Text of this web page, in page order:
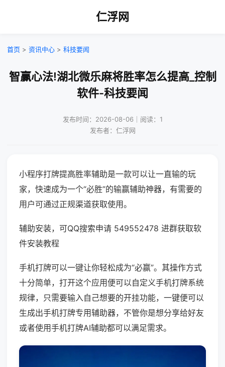
仁浮网
首页 > 资讯中心 > 科技要闻
智赢心法!湖北微乐麻将胜率怎么提高_控制
软件-科技要闻
发布时间：2026-08-06｜阅读：1
发布者：仁浮网
小程序打牌提高胜率辅助是一款可以让一直输的玩
家，快速成为一个“必胜”的输赢辅助神器，有需要的
用户可通过正规渠道获取使用。
辅助安装，可QQ搜索申请 549552478 进群获取软
件安装教程
手机打牌可以一键让你轻松成为“必赢”。其操作方式
十分简单，打开这个应用便可以自定义手机打牌系统
规律，只需要输入自己想要的开挂功能，一键便可以
生成出手机打牌专用辅助器，不管你是想分享给好友
或者使用手机打牌AI辅助都可以满足需求。